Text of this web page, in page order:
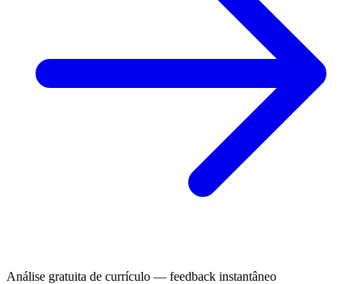
Análise gratuita de currículo — feedback instantâneo